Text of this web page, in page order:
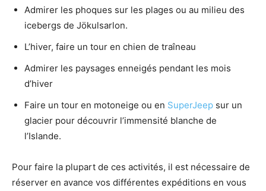
Admirer les phoques sur les plages ou au milieu des
icebergs de Jökulsarlon.
L’hiver, faire un tour en chien de traîneau
Admirer les paysages enneigés pendant les mois
d’hiver
Faire un tour en motoneige ou en SuperJeep sur un
glacier pour découvrir l’immensité blanche de
l’Islande.
Pour faire la plupart de ces activités, il est nécessaire de
réserver en avance vos différentes expéditions en vous